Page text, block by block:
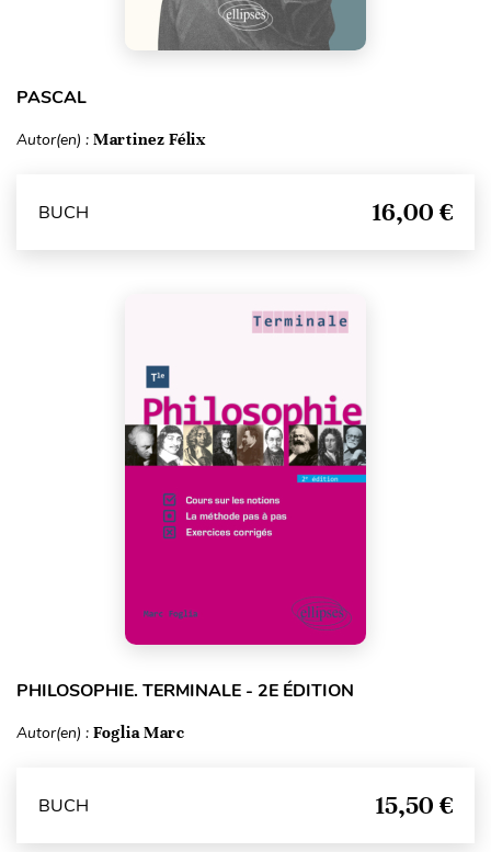
PASCAL
Autor(en) : Martinez Félix
BUCH 16,00 €
PHILOSOPHIE. TERMINALE - 2E ÉDITION
Autor(en) : Foglia Marc
BUCH 15,50 €